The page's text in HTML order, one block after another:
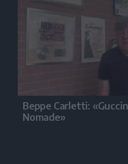
Beppe Carletti:
Nomade»